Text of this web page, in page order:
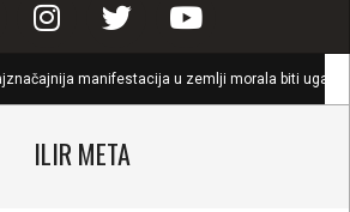
u zemlji morala biti ugašena
ILIR META